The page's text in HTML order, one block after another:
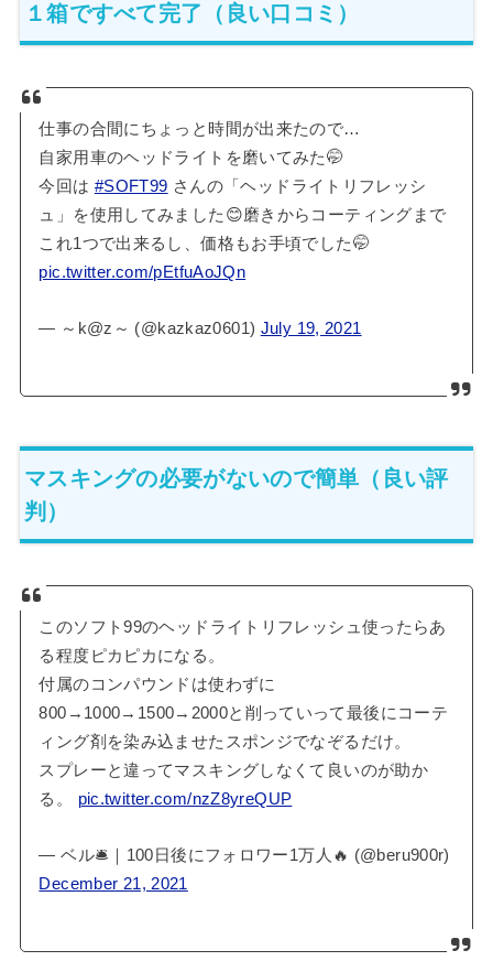
１箱ですべて完了（良い口コミ）
仕事の合間にちょっと時間が出来たので…
自家用車のヘッドライトを磨いてみた🤭
今回は #SOFT99 さんの「ヘッドライトリフレッシ
ュ」を使用してみました😊磨きからコーティングまで
これ1つで出来るし、価格もお手頃でした🤭
pic.twitter.com/pEtfuAoJQn
— ～k@z～ (@kazkaz0601) July 19, 2021
マスキングの必要がないので簡単（良い評
判）
このソフト99のヘッドライトリフレッシュ使ったらあ
る程度ピカピカになる。
付属のコンパウンドは使わずに
800→1000→1500→2000と削っていって最後にコーテ
ィング剤を染み込ませたスポンジでなぞるだけ。
スプレーと違ってマスキングしなくて良いのが助か
る。 pic.twitter.com/nzZ8yreQUP
— ベル🛎｜100日後にフォロワー1万人🔥 (@beru900r)
December 21, 2021